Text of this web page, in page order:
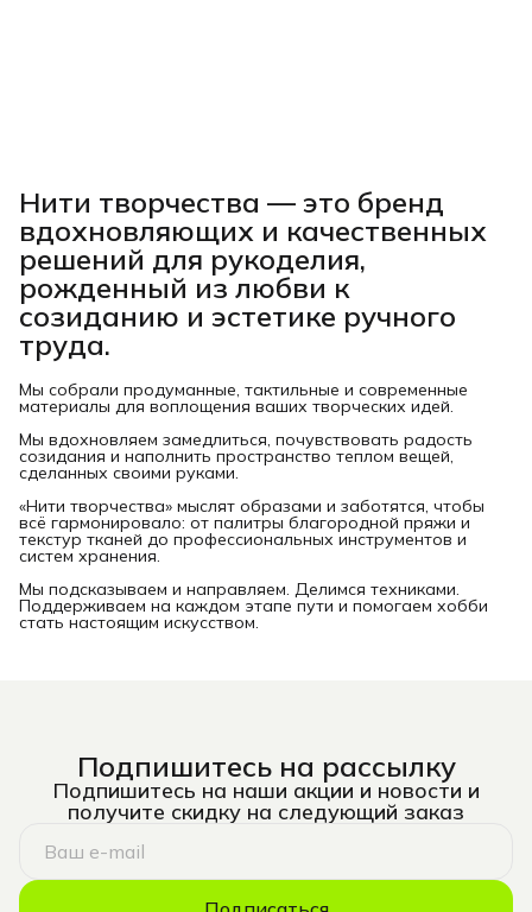
Нити творчества — это бренд
вдохновляющих и качественных
решений для рукоделия,
рожденный из любви к
созиданию и эстетике ручного
труда.
Мы собрали продуманные, тактильные и современные
материалы для воплощения ваших творческих идей.
Мы вдохновляем замедлиться, почувствовать радость
созидания и наполнить пространство теплом вещей,
сделанных своими руками.
«Нити творчества» мыслят образами и заботятся, чтобы
всё гармонировало: от палитры благородной пряжи и
текстур тканей до профессиональных инструментов и
систем хранения.
Мы подсказываем и направляем. Делимся техниками.
Поддерживаем на каждом этапе пути и помогаем хобби
стать настоящим искусством.
Подпишитесь на рассылку
Подпишитесь на наши акции и новости и
получите скидку на следующий заказ